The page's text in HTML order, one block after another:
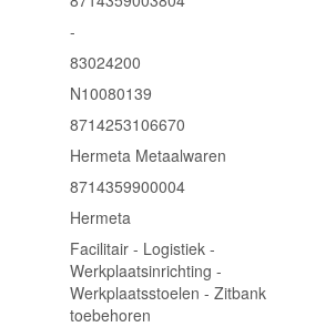
-
83024200
N10080139
8714253106670
Hermeta Metaalwaren
8714359900004
Hermeta
Facilitair - Logistiek -
Werkplaatsinrichting -
Werkplaatsstoelen - Zitbank
toebehoren